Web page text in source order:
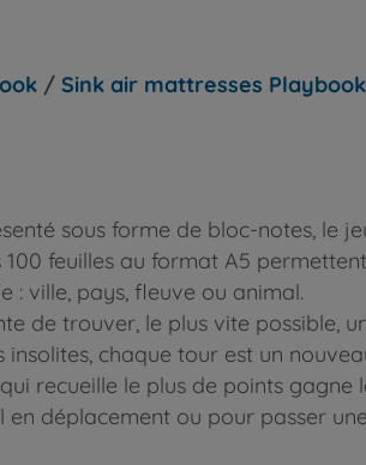
/ Sink air mattresses Playbook
sous forme de bloc-notes, le
feuilles au format A5
: ville, pays, fleuve ou animal.
de trouver, le plus vite possible,
insolites, chaque tour est un
recueille le plus de points gagne
déplacement ou pour passer